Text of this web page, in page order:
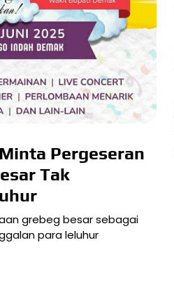
Pergeseran
Tak
grebeg besar sebagai
para leluhur